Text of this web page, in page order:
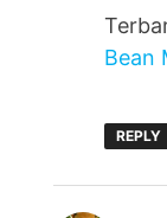
Bean
REPLY